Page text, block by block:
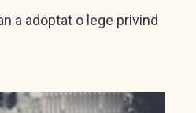
a adoptat o lege privind